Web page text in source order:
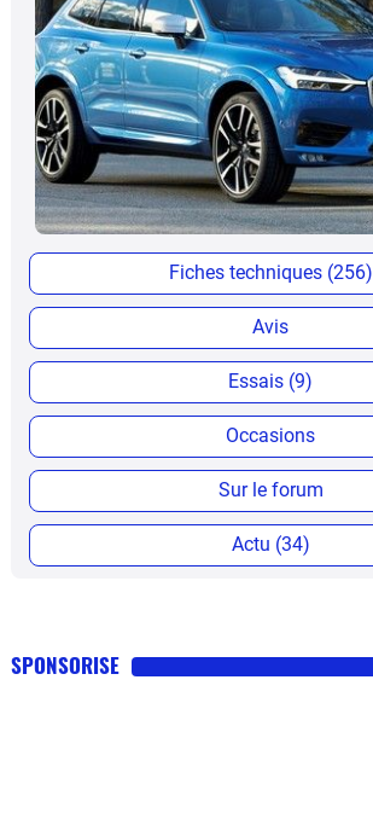
Fiches techniques (256)
Avis
Essais (9)
Occasions
Sur le forum
Actu (34)
SPONSORISE